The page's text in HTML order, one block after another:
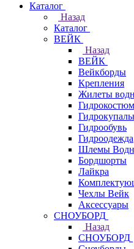
Каталог
Назад
Каталог
ВЕЙК
Назад
ВЕЙК
Вейкборды
Крепления
Жилеты
Гидрообувь
Гидроодежда
Шлемы
Бордшорты
Лайкра
Чехлы Вейк
Аксессуары
СНОУБОРД
Назад
СНОУБОРД